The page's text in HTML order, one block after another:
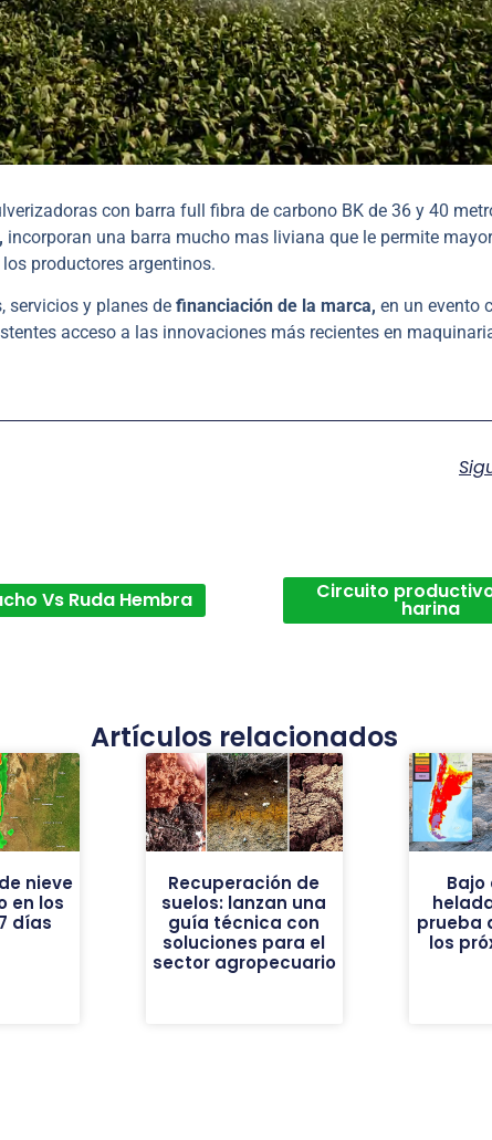
con barra full fibra de carbono BK de 36 y 40
incorporan una barra mucho mas liviana que le permite mayor
productores argentinos.
servicios y planes de financiación de la marca, en un evento
acceso a las innovaciones más recientes en
Vs Ruda Hembra Circuito
harina
Artículos relacionados
nieve
en los
días
Recuperación de
suelos: lanzan una
guía técnica con
soluciones para el
sector agropecuario
Bajo
prueba
los